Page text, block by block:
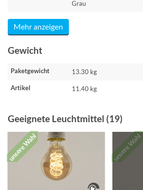
Grau
Mehr anzeigen
Gewicht
Paketgewicht 13.30 kg
Artikel 11.40 kg
Geeignete Leuchtmittel (19)
unsere Wahl unsere Wahl